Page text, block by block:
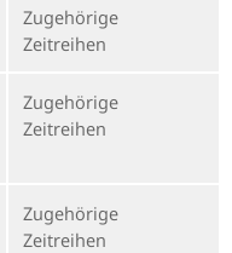
Zugehörige
Zeitreihen
Zugehörige
Zeitreihen
Zugehörige
Zeitreihen